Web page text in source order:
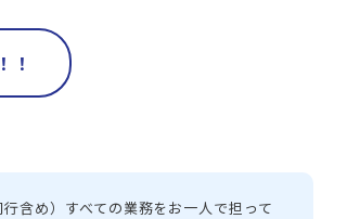
！
含め）すべての業務をお一人で担って